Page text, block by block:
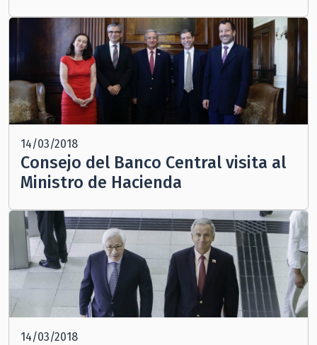
14/03/2018
Consejo del Banco Central visita al
Ministro de Hacienda
14/03/2018